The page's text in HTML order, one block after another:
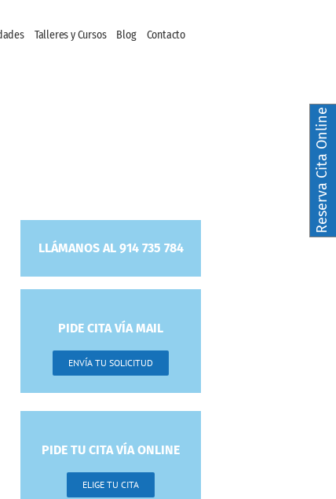
Talleres y Cursos Blog Contacto
LLÁMANOS AL 914 735 784
PIDE CITA VÍA MAIL
ENVÍA TU SOLICITUD
PIDE TU CITA VÍA ONLINE
ELIGE TU CITA
Reserva Cita Online